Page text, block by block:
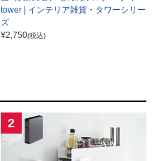
tower | インテリア雑貨・タワーシリー
ズ
¥2,750(税込)
2